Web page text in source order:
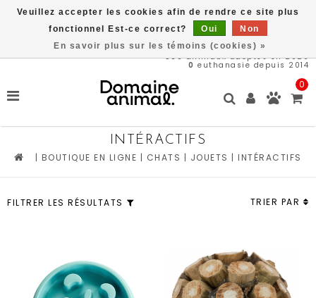
569animaux adoptés en 2026
0 euthanasie depuis 2014
0
INTÉRACTIFS
| BOUTIQUE EN LIGNE | CHATS | JOUETS |INTÉRACTIFS
FILTRER LES RÉSULTATS TRIER PAR
Veuillez accepter les cookies afin de rendre ce site plus
fonctionnel Est-ce correct?
Oui
Non
En savoir plus sur les témoins (cookies) »
Une partie des bénéfices est remit directement au refuge du
Domaine Animal, ACHETEZ ICI, SAUVEZ DES VIES